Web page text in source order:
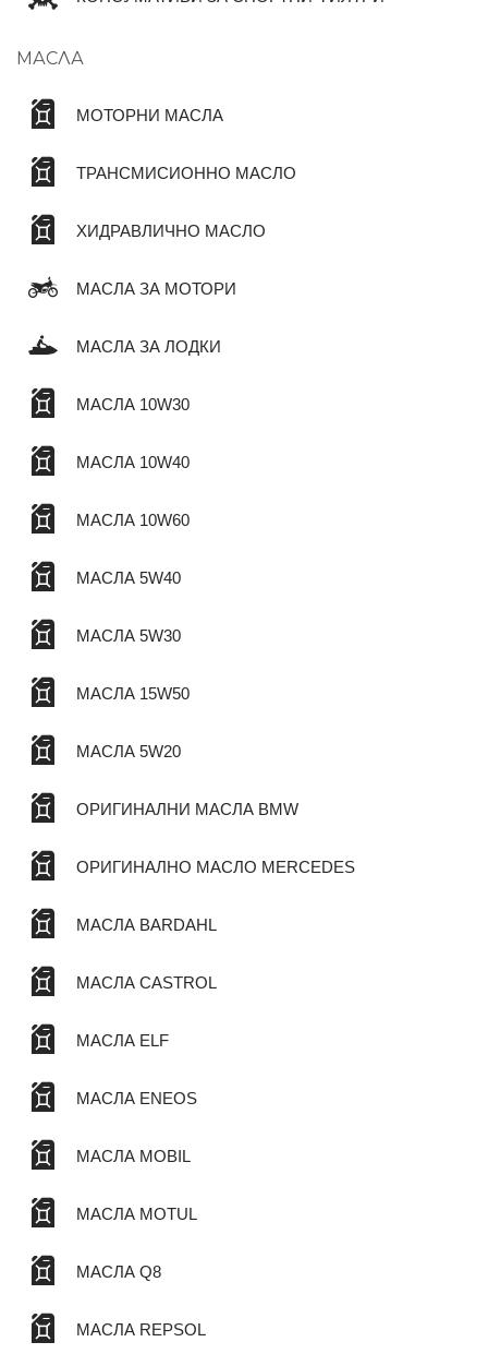
МАСЛА
МОТОРНИ МАСЛА
ТРАНСМИСИОННО МАСЛО
ХИДРАВЛИЧНО МАСЛО
МАСЛА ЗА МОТОРИ
МАСЛА ЗА ЛОДКИ
МАСЛА 10W30
МАСЛА 10W40
МАСЛА 10W60
МАСЛА 5W40
МАСЛА 5W30
МАСЛА 15W50
МАСЛА 5W20
ОРИГИНАЛНИ МАСЛА BMW
ОРИГИНАЛНО МАСЛО MERCEDES
МАСЛА BARDAHL
МАСЛА CASTROL
МАСЛА ELF
МАСЛА ENEOS
МАСЛА MOBIL
МАСЛА MOTUL
МАСЛА Q8
МАСЛА REPSOL